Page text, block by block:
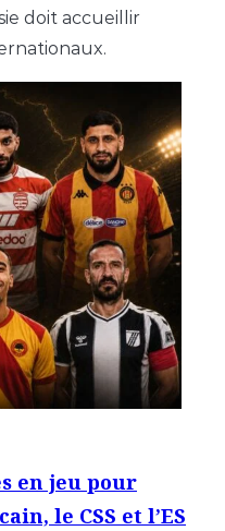
doit accueillir
en jeu pour
le CSS et l’ES